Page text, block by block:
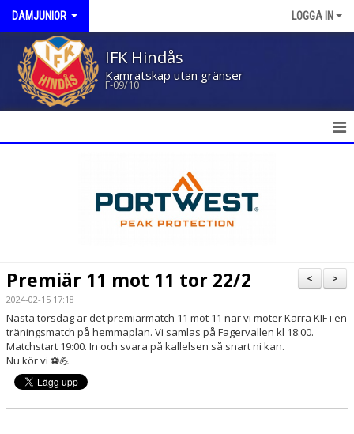
DAMJUNIOR LOGGA IN
IFK Hindås
Kamratskap utan gränser
F-09/10
TRUPPEN
BILDGALLERI
DOKUMENT
>
<
Premiär 11 mot 11 tor 22/2
2024-02-15 17:18
Nästa torsdag är det premiärmatch 11 mot 11 när vi möter Kärra KIF i en
träningsmatch på hemmaplan. Vi samlas på Fagervallen kl 18:00.
Matchstart 19:00. In och svara på kallelsen så snart ni kan.
Nu kör vi ⚽️💪